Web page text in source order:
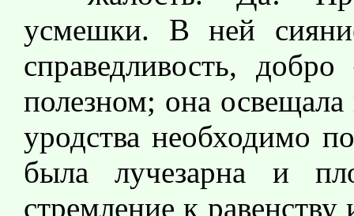
усмешки. В ней
справедливость,
полезном; она
уродства необходимо
была лучезарна и
стремление к